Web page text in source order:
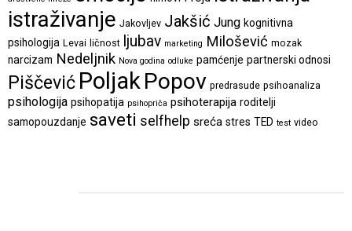
istraživanje Jakovljev Jakšić Jung kognitivna
psihologija Levai ličnost ljubav marketing Milošević mozak
narcizam Nedeljnik Nova godina odluke pamćenje partnerski odnosi
Piščević PoljakPopov predrasude psihoanaliza
psihologija psihopatija psihopriča psihoterapija roditelji
samopouzdanje saveti selfhelp sreća stres TED test video